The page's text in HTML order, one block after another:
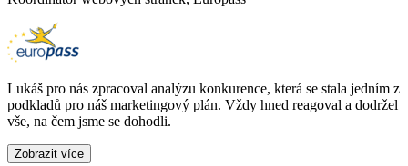
Lukáš pro nás zpracoval analýzu konkurence, která se stala jedním z
podkladů pro náš marketingový plán. Vždy hned reagoval a dodržel
vše, na čem jsme se dohodli.
Zobrazit více